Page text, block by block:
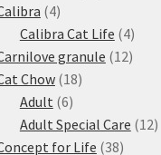
44
produkty
Calibra Cat Life 44
granule 1212
Chow 1818
Adult 66
produktů
Adult Special Care 1212
for Life 3838